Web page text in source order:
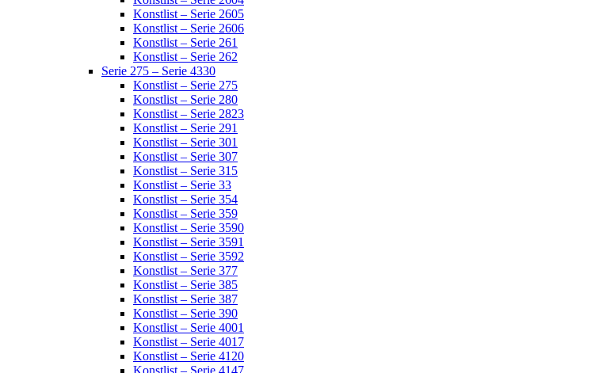
Konstlist – Serie 2605
Konstlist – Serie 2606
Konstlist – Serie 261
Konstlist – Serie 262
Serie 275 – Serie 4330
Konstlist – Serie 275
Konstlist – Serie 280
Konstlist – Serie 2823
Konstlist – Serie 291
Konstlist – Serie 301
Konstlist – Serie 307
Konstlist – Serie 315
Konstlist – Serie 33
Konstlist – Serie 354
Konstlist – Serie 359
Konstlist – Serie 3590
Konstlist – Serie 3591
Konstlist – Serie 3592
Konstlist – Serie 377
Konstlist – Serie 385
Konstlist – Serie 387
Konstlist – Serie 390
Konstlist – Serie 4001
Konstlist – Serie 4017
Konstlist – Serie 4120
Konstlist – Serie 4147